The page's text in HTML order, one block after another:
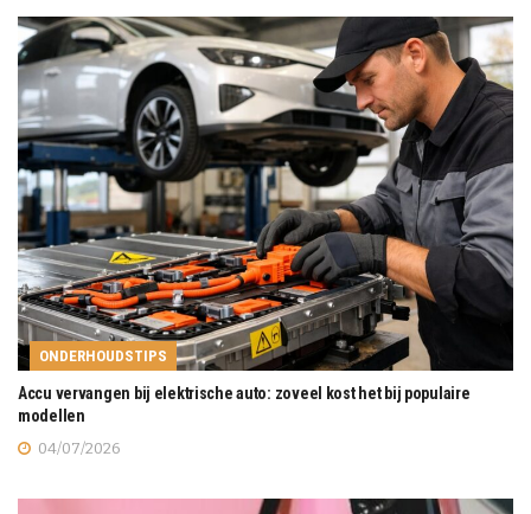
ONDERHOUDSTIPS
Accu vervangen bij elektrische auto: zoveel kost het bij populaire
modellen
04/07/2026